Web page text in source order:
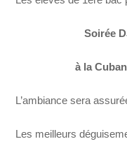
Soirée
à la
L’ambiance sera
Les meilleurs